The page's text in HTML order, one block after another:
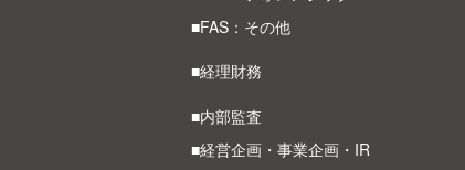
■FAS：その他
■経理財務
■内部監査
■経営企画・事業企画・IR